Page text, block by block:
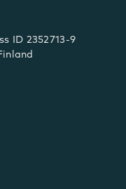
ID 2352713-9